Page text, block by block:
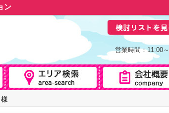
ン
営業時間：11:00
様